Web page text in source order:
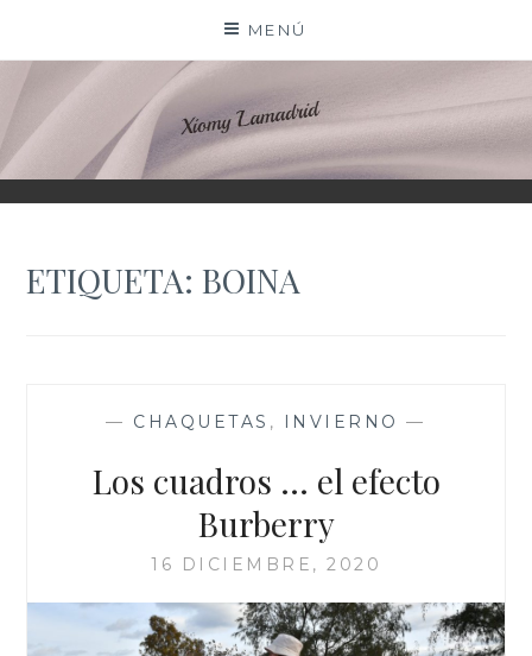
contenido
MENÚ
XIOMY LAMADRID
ETIQUETA:BOINA
— CHAQUETAS , INVIERNO —
Los cuadros … el efecto
Burberry
16 DICIEMBRE, 2020